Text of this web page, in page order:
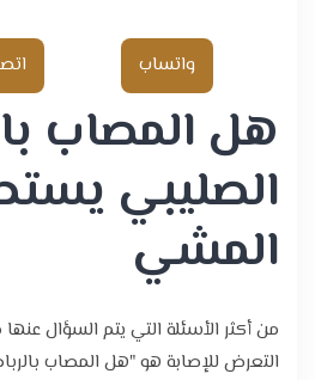
واتساب
هل المصاب
الصليبي
المشي
من أكثر الأسئلة التي يتم السؤال
التعرض للإصابة هو "هل المصاب